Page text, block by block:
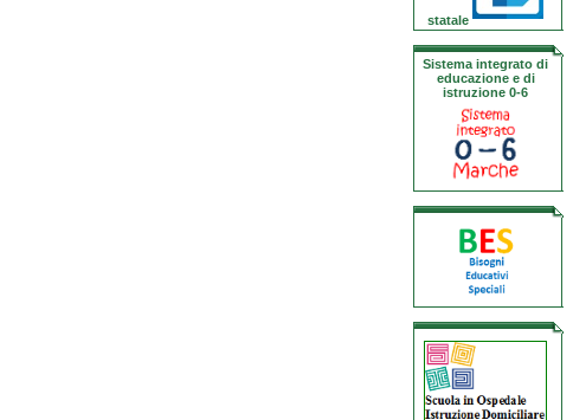
statale
Sistema integrato di
educazione e di
istruzione 0-6